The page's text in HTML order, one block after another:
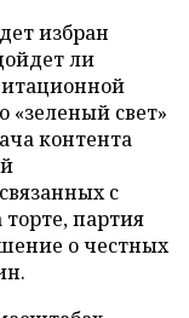
избран
ли
«зеленый свет»
контента
с
партия
о честных